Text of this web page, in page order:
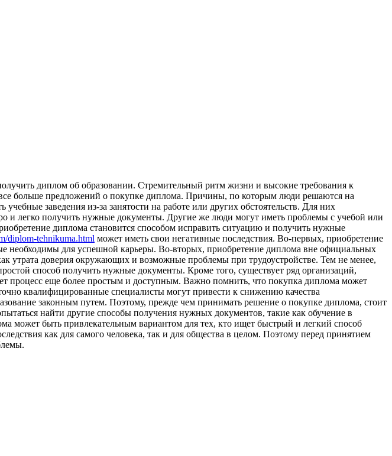
диплом об образовании. Стремительный ритм жизни и высокие требования к
больше предложений о покупке диплома. Причины, по которым люди решаются на
заведения из-за занятости на работе или других обстоятельств. Для них
и легко получить нужные документы. Другие же люди могут иметь проблемы с учебой или
диплома становится способом исправить ситуацию и получить нужные
diplom-tehnikuma.html может иметь свои негативные последствия. Во-первых, приобретение
необходимы для успешной карьеры. Во-вторых, приобретение диплома вне официальных
утрата доверия окружающих и возможные проблемы при трудоустройстве. Тем не менее,
способ получить нужные документы. Кроме того, существует ряд организаций,
процесс еще более простым и доступным. Важно помнить, что покупка диплома может
квалифицированные специалисты могут привести к снижению качества
законным путем. Поэтому, прежде чем принимать решение о покупке диплома, стоит
найти другие способы получения нужных документов, такие как обучение в
может быть привлекательным вариантом для тех, кто ищет быстрый и легкий способ
как для самого человека, так и для общества в целом. Поэтому перед принятием